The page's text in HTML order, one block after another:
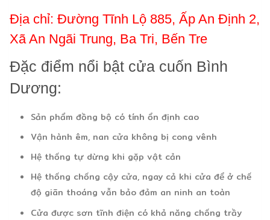
Địa chỉ: Đường Tĩnh Lộ 885, Ấp An Định 2,
Xã An Ngãi Trung, Ba Tri, Bến Tre
Đặc điểm nổi bật cửa cuốn Bình
Dương:
Sản phẩm đồng bộ có tính ổn định cao
Vận hành êm, nan cửa không bị cong vênh
Hệ thống tự dừng khi gặp vật cản
Hệ thống chống cậy cửa, ngay cả khi cửa để ở chế
độ giãn thoáng vẫn bảo đảm an ninh an toàn
Cửa được sơn tĩnh điện có khả năng chống trầy